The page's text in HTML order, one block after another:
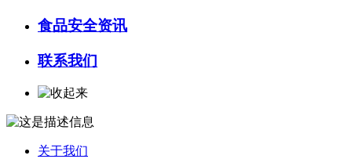
食品安全资讯
联系我们
关于我们